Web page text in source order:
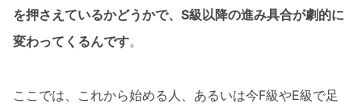
を押さえているかどうかで、S級以降の進み具合が劇的に
変わってくるんです。
ここでは、これから始める人、あるいは今F級やE級で足